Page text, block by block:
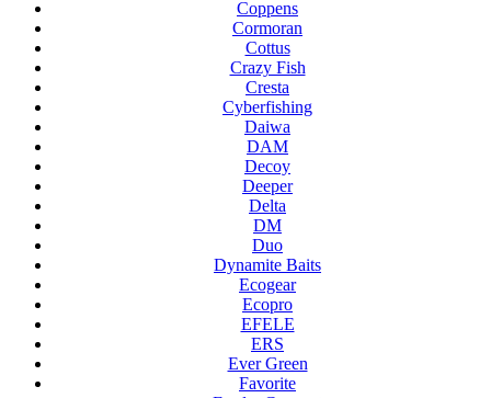
Coppens
Cormoran
Cottus
Crazy Fish
Cresta
Cyberfishing
Daiwa
DAM
Decoy
Deeper
Delta
DM
Duo
Dynamite Baits
Ecogear
Ecopro
EFELE
ERS
Ever Green
Favorite